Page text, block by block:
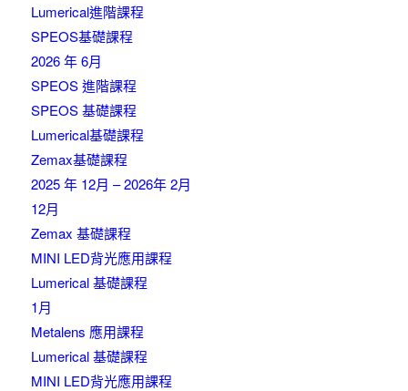
Lumerical進階課程
SPEOS基礎課程
2026 年 6月
SPEOS 進階課程
SPEOS 基礎課程
Lumerical基礎課程
Zemax基礎課程
2025 年 12月 – 2026年 2月
12月
Zemax 基礎課程
MINI LED背光應用課程
Lumerical 基礎課程
1月
Metalens 應用課程
Lumerical 基礎課程
MINI LED背光應用課程